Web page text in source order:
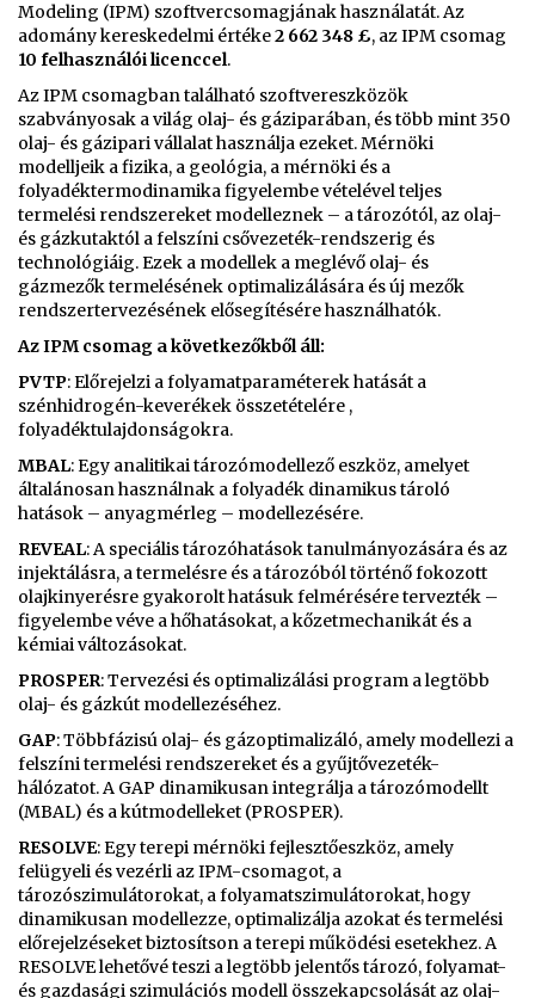
Modeling (IPM) szoftvercsomagjának használatát. Az
adomány kereskedelmi értéke2 662 348 £, az IPM csomag
10 felhasználói licenccel.
Az IPM csomagban található szoftvereszközök
szabványosak a világ olaj- és gáziparában, és több mint 350
olaj- és gázipari vállalat használja ezeket. Mérnöki
modelljeik a fizika, a geológia, a mérnöki és a
folyadéktermodinamika figyelembe vételével teljes
termelési rendszereket modelleznek – a tározótól, az olaj-
és gázkutaktól a felszíni csővezeték-rendszerig és
technológiáig. Ezek a modellek a meglévő olaj- és
gázmezők termelésének optimalizálására és új mezők
rendszertervezésének elősegítésére használhatók.
Az IPM csomag a következőkből áll:
PVTP: Előrejelzi a folyamatparaméterek hatását a
szénhidrogén-keverékek összetételére ,
folyadéktulajdonságokra.
MBAL: Egy analitikai tározómodellező eszköz, amelyet
általánosan használnak a folyadék dinamikus tároló
hatások – anyagmérleg – modellezésére.
REVEAL: A speciális tározóhatások tanulmányozására és az
injektálásra, a termelésre és a tározóból történő fokozott
olajkinyerésre gyakorolt hatásuk felmérésére tervezték –
figyelembe véve a hőhatásokat, a kőzetmechanikát és a
kémiai változásokat.
PROSPER: Tervezési és optimalizálási program a legtöbb
olaj- és gázkút modellezéséhez.
GAP: Többfázisú olaj- és gázoptimalizáló, amely modellezi a
felszíni termelési rendszereket és a gyűjtővezeték-
hálózatot. A GAP dinamikusan integrálja a tározómodellt
(MBAL) és a kútmodelleket (PROSPER).
RESOLVE: Egy terepi mérnöki fejlesztőeszköz, amely
felügyeli és vezérli az IPM-csomagot, a
tározószimulátorokat, a folyamatszimulátorokat, hogy
dinamikusan modellezze, optimalizálja azokat és termelési
előrejelzéseket biztosítson a terepi működési esetekhez. A
RESOLVE lehetővé teszi a legtöbb jelentős tározó, folyamat-
és gazdasági szimulációs modell összekapcsolását az olaj-